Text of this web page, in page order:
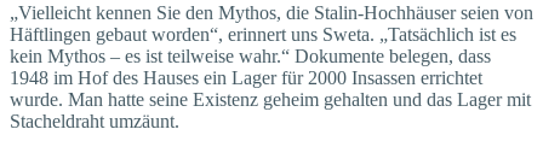
„Vielleicht kennen Sie den Mythos, die Stalin-Hochhäuser seien von
Häftlingen gebaut worden“, erinnert uns Sweta. „Tatsächlich ist es
kein Mythos – es ist teilweise wahr.“ Dokumente belegen, dass
1948 im Hof des Hauses ein Lager für 2000 Insassen errichtet
wurde. Man hatte seine Existenz geheim gehalten und das Lager mit
Stacheldraht umzäunt.